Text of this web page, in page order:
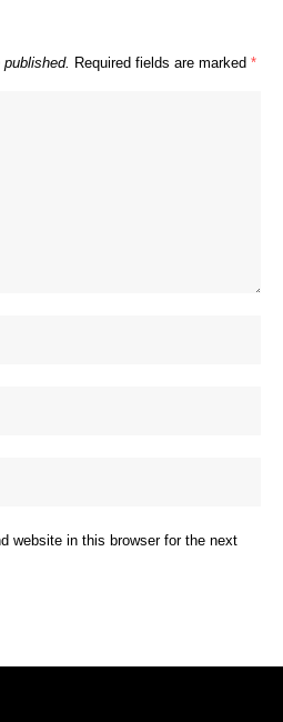
Required fields are marked *
website in this browser for the next